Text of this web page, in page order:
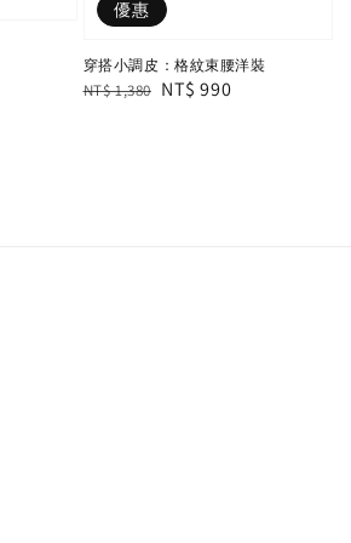
優惠
穿搭小調皮：格紋束腰洋裝
Regular
NT$ 1,380 Sale
NT$ 990